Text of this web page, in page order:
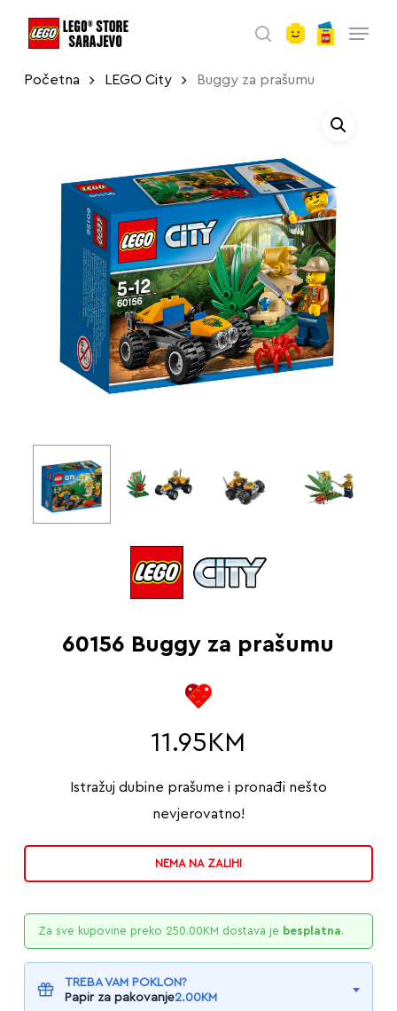
search
Početna LEGO City Buggy za prašumu
60156 Buggy za prašumu
11.95 KM
Istražuj dubine prašume i pronađi nešto
nevjerovatno!
NEMA NA ZALIHI
Za sve kupovine preko 250.00KM dostava je besplatna.
TREBA VAM POKLON?
Papir za pakovanje2.00KM